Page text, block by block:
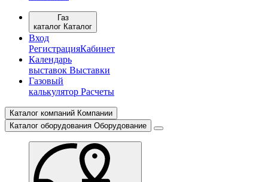
Газ
каталог Каталог
Вход
РегистрацияКабинет
Календарь
выставок Выставки
Газовый
калькулятор Расчеты
Каталог компаний Компании
Каталог оборудования Оборудование